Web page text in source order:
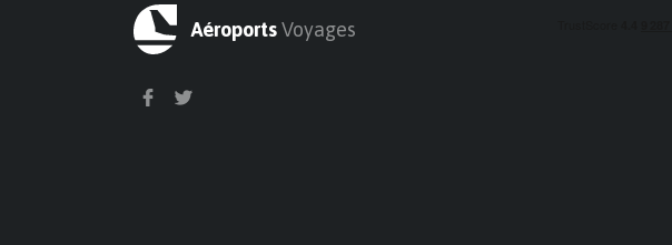
AéroportsVoyages